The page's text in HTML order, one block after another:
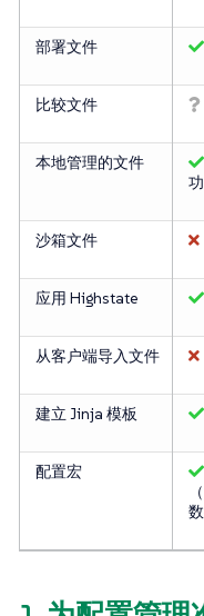
部署文件
比较文件
本地管理的文件
功
沙箱文件
应用 Highstate
从客户端导入文件
建立 Jinja 模板
配置宏